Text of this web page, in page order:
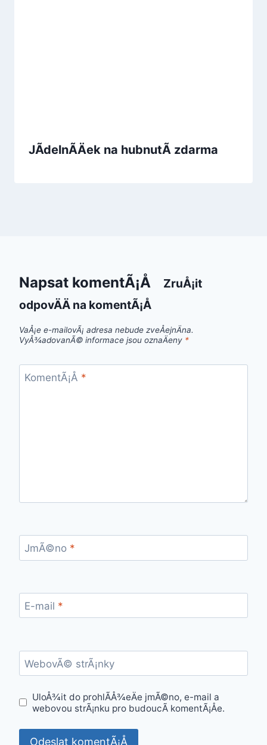
JÃ­delnÃ­Äek na hubnutÃ­ zdarma
Napsat komentÃ¡Å
ZruÅ¡it
odpovÄÄ na komentÃ¡Å
VaÅ¡e e-mailovÃ¡ adresa nebude zveÅejnÄna.
VyÅ¾adovanÃ© informace jsou oznaÄeny *
KomentÃ¡Å *
JmÃ©no *
E-mail *
WebovÃ© strÃ¡nky
UloÅ¾it do prohlÃ­Å¾eÄe jmÃ©no, e-mail a
webovou strÃ¡nku pro budoucÃ­ komentÃ¡Åe.